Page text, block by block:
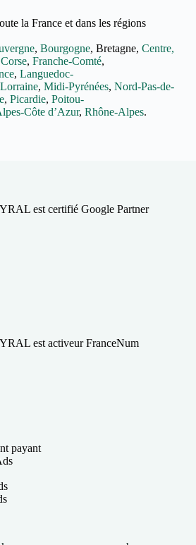
la France et dans les régions
, Bourgogne, Bretagne, Centre,
Corse, Franche-Comté,
, Languedoc-
Lorraine, Midi-Pyrénées, Nord-Pas-de-
, Picardie, Poitou-
Côte d’Azur, Rhône-Alpes.
est certifié Google Partner
est activeur FranceNum
payant